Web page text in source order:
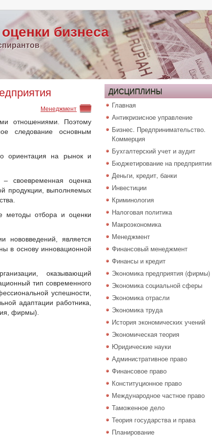
бизнеса
Менеджмент
отношениями. Поэтому
следование основным
ориентация на рынок и
своевременная оценка
продукции, выполняемых
методы отбора и оценки
нововведений, является
в основу инновационной
оказывающий
тип современного
успешности,
адаптации работника,
фирмы).
ДИСЦИПЛИНЫ
Главная
Антикризисное управление
Бизнес. Предпринимательство.
Коммерция
Бухгалтерский учет и аудит
Бюджетирование на предприятии
Деньги, кредит, банки
Инвестиции
Криминология
Налоговая политика
Макроэкономика
Менеджмент
Финансовый менеджмент
Финансы и кредит
Экономика предприятия (фирмы)
Экономика социальной сферы
Экономика отрасли
Экономика труда
История экономических учений
Экономическая теория
Юридические науки
Административное право
Финансовое право
Конституционное право
Международное частное право
Таможенное дело
Теория государства и права
Планирование